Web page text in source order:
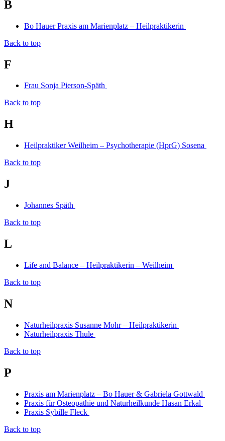
B
Bo Hauer Praxis am Marienplatz – Heilpraktikerin
Back to top
F
Frau Sonja Pierson-Späth
Back to top
H
Heilpraktiker Weilheim – Psychotherapie (HprG) Sosena
Back to top
J
Johannes Späth
Back to top
L
Life and Balance – Heilpraktikerin – Weilheim
Back to top
N
Naturheilpraxis Susanne Mohr – Heilpraktikerin
Naturheilpraxis Thule
Back to top
P
Praxis am Marienplatz – Bo Hauer & Gabriela Gottwald
Praxis für Osteopathie und Naturheilkunde Hasan Erkal
Praxis Sybille Fleck
Back to top